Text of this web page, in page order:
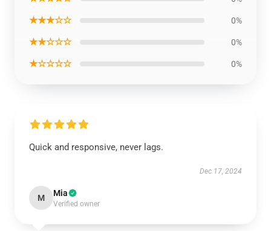
★★★☆☆ 0%
★★☆☆☆ 0%
★☆☆☆☆ 0%
Quick and responsive, never lags.
Dec 17, 2024
M Mia
Verified owner